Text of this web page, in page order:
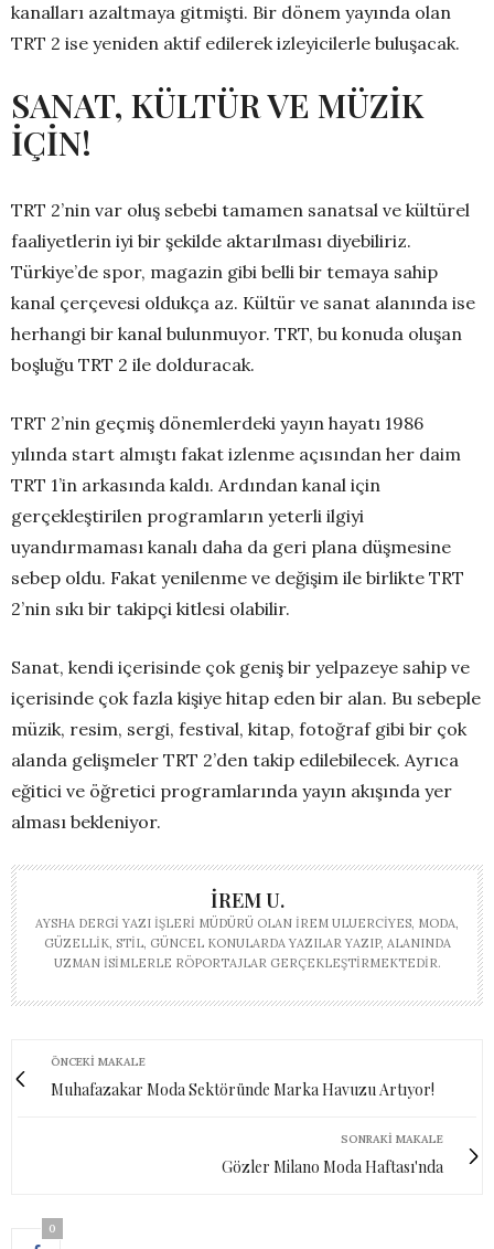
kanalları azaltmaya gitmişti. Bir dönem yayında olan
TRT 2 ise yeniden aktif edilerek izleyicilerle buluşacak.
SANAT, KÜLTÜR VE MÜZİK
İÇİN!
TRT 2’nin var oluş sebebi tamamen sanatsal ve kültürel
faaliyetlerin iyi bir şekilde aktarılması diyebiliriz.
Türkiye’de spor, magazin gibi belli bir temaya sahip
kanal çerçevesi oldukça az. Kültür ve sanat alanında ise
herhangi bir kanal bulunmuyor. TRT, bu konuda oluşan
boşluğu TRT 2 ile dolduracak.
TRT 2’nin geçmiş dönemlerdeki yayın hayatı 1986
yılında start almıştı fakat izlenme açısından her daim
TRT 1’in arkasında kaldı. Ardından kanal için
gerçekleştirilen programların yeterli ilgiyi
uyandırmaması kanalı daha da geri plana düşmesine
sebep oldu. Fakat yenilenme ve değişim ile birlikte TRT
2’nin sıkı bir takipçi kitlesi olabilir.
Sanat, kendi içerisinde çok geniş bir yelpazeye sahip ve
içerisinde çok fazla kişiye hitap eden bir alan. Bu sebeple
müzik, resim, sergi, festival, kitap, fotoğraf gibi bir çok
alanda gelişmeler TRT 2’den takip edilebilecek. Ayrıca
eğitici ve öğretici programlarında yayın akışında yer
alması bekleniyor.
İREM U.
AYSHA DERGI YAZI İŞLERI MÜDÜRÜ OLAN İREM ULUERCIYES, MODA,
GÜZELLIK, STIL, GÜNCEL KONULARDA YAZILAR YAZIP, ALANINDA
UZMAN ISIMLERLE RÖPORTAJLAR GERÇEKLEŞTIRMEKTEDIR.
ÖNCEKI MAKALE
Muhafazakar Moda Sektöründe Marka Havuzu Artıyor!
SONRAKI MAKALE
Gözler Milano Moda Haftası'nda
0